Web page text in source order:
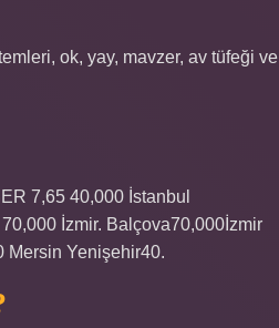
ok, yay, mavzer, av tüfeği ve
7,65 40,000 İstanbul
İzmir. Balçova70,000İzmir
Mersin Yenişehir40.